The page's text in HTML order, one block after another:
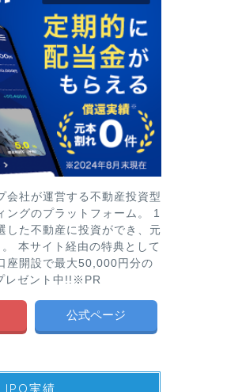
会社が運営する不動産投資型
ングのプラットフォーム。 1
した不動産に投資ができ、元
本サイト経由の特典として
座開設で最大50,000円分の
レゼント中!!※PR
公式ページ
IPO実績